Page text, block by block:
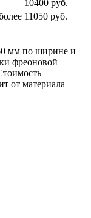
10400 руб.
11050 руб.
мм по ширине и
фреоновой
от материала